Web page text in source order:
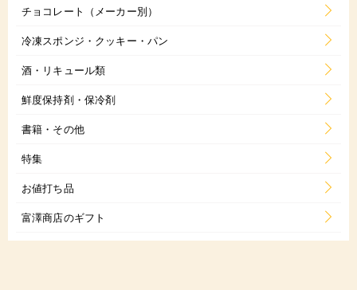
チョコレート（メーカー別）
冷凍スポンジ・クッキー・パン
酒・リキュール類
鮮度保持剤・保冷剤
書籍・その他
特集
お値打ち品
富澤商店のギフト